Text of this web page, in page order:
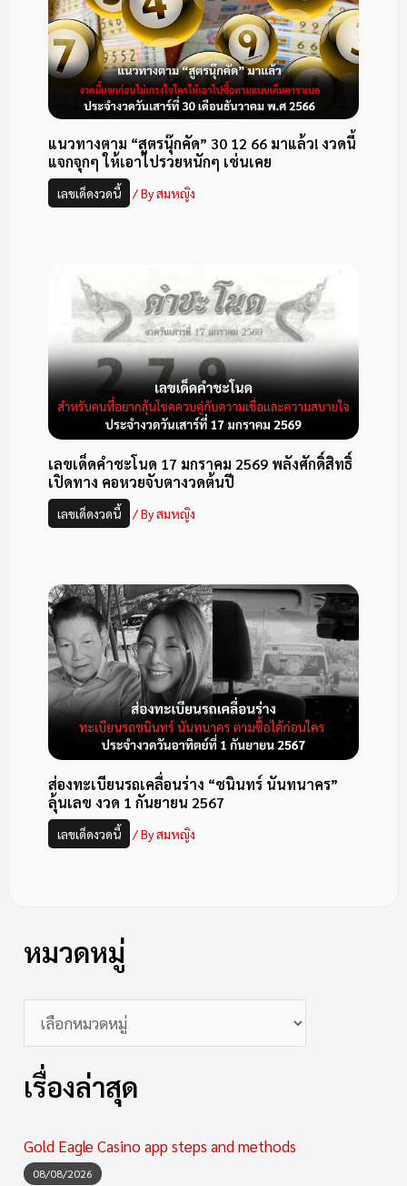
แนวทางตาม “สูตรนุ๊กคัด” 30 12 66 มาแล้ว! งวดนี้
แจกจุกๆ ให้เอาไปรวยหนักๆ เช่นเคย
เลขเด็ดงวดนี้ / Byสมหญิง
เลขเด็ดคำชะโนด 17 มกราคม 2569 พลังศักดิ์สิทธิ์
เปิดทาง คอหวยจับตางวดต้นปี
เลขเด็ดงวดนี้ / Byสมหญิง
ส่องทะเบียนรถเคลื่อนร่าง “ชนินทร์ นันทนาคร”
ลุ้นเลข งวด 1 กันยายน 2567
เลขเด็ดงวดนี้ / Byสมหญิง
หมวดหมู่
เรื่องล่าสุด
Gold Eagle Casino app steps and methods
08/08/2026